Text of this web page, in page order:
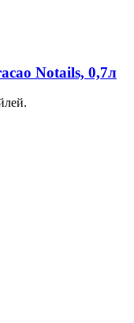
Notails, 0,7л